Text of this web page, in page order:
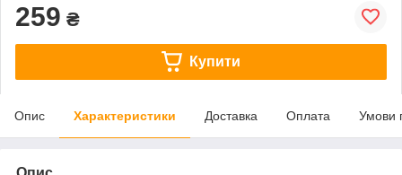
259 ₴
Купити
Опис Характеристики Доставка Оплата Умови